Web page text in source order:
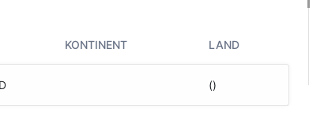
KONTINENT LAND
()